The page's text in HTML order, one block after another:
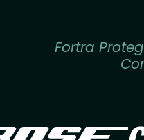
Fortra